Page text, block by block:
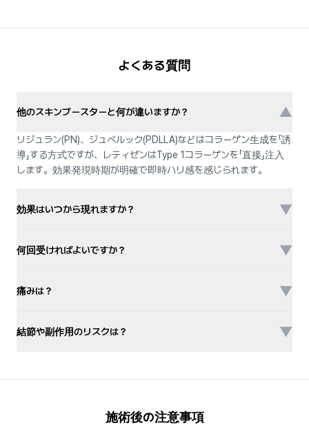
よくある質問
他のスキンブースターと何が違いますか？ ▼
リジュラン(PN)、ジュベルック(PDLLA)などはコラーゲン生成を「誘
導」する方式ですが、レティゼンはType 1コラーゲンを「直接」注入
します。効果発現時期が明確で即時ハリ感を感じられます。
効果はいつから現れますか？ ▼
何回受ければよいですか？ ▼
痛みは？ ▼
結節や副作用のリスクは？ ▼
施術後の注意事項